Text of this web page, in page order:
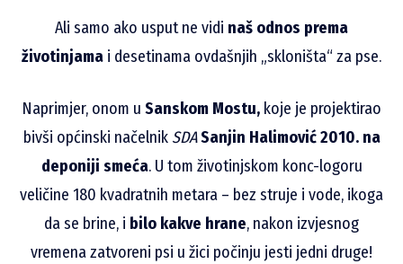
Ali samo ako usput ne vidi naš odnos prema
životinjama i desetinama ovdašnjih „skloništa“ za pse.
Naprimjer, onom u Sanskom Mostu, koje je projektirao
bivši općinski načelnik SDA Sanjin Halimović 2010. na
deponiji smeća. U tom životinjskom konc-logoru
veličine 180 kvadratnih metara – bez struje i vode, ikoga
da se brine, i bilo kakve hrane, nakon izvjesnog
vremena zatvoreni psi u žici počinju jesti jedni druge!